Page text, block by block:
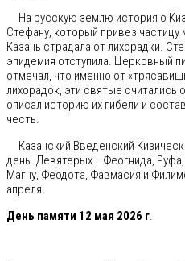
На русскую землю история о
Стефану, который привез
Казань страдала от лихорадки.
эпидемия отступила. Церковный
отмечал, что именно от
лихорадок, эти святые
описал историю их гибели и
честь.
Казанский Введенский
день. Девятерых —Феогнида,
Магну, Феодота, Фавмасия и
апреля.
День памяти 12 мая 2026 г.